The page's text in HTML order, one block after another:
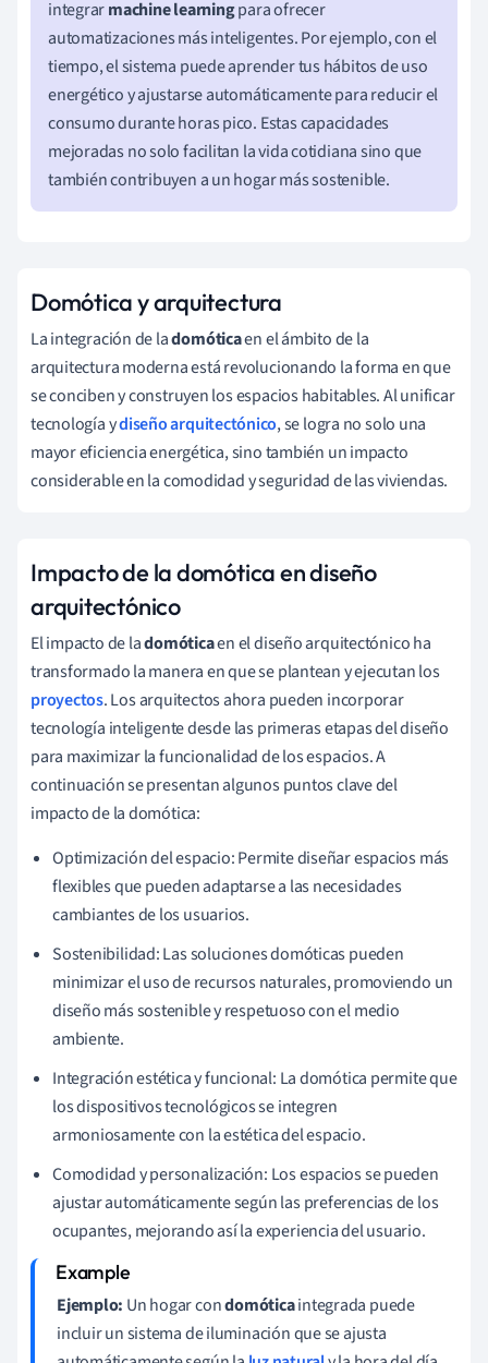
integrarmachine learningpara ofrecer
automatizaciones más inteligentes. Por ejemplo, con el
tiempo, el sistema puede aprender tus hábitos de uso
energético y ajustarse automáticamente para reducir el
consumo durante horas pico. Estas capacidades
mejoradas no solo facilitan la vida cotidiana sino que
también contribuyen a un hogar más sostenible.
Domótica y arquitectura
La integración de ladomóticaen el ámbito de la
arquitectura moderna está revolucionando la forma en que
se conciben y construyen los espacios habitables. Al unificar
tecnología ydiseño arquitectónico, se logra no solo una
mayor eficiencia energética, sino también un impacto
considerable en la comodidad y seguridad de las viviendas.
Impacto de la domótica en diseño
arquitectónico
El impacto de ladomóticaen el diseño arquitectónico ha
transformado la manera en que se plantean y ejecutan los
proyectos. Los arquitectos ahora pueden incorporar
tecnología inteligente desde las primeras etapas del diseño
para maximizar la funcionalidad de los espacios. A
continuación se presentan algunos puntos clave del
impacto de la domótica:
Optimización del espacio: Permite diseñar espacios más
flexibles que pueden adaptarse a las necesidades
cambiantes de los usuarios.
Sostenibilidad: Las soluciones domóticas pueden
minimizar el uso de recursos naturales, promoviendo un
diseño más sostenible y respetuoso con el medio
ambiente.
Integración estética y funcional: La domótica permite que
los dispositivos tecnológicos se integren
armoniosamente con la estética del espacio.
Comodidad y personalización: Los espacios se pueden
ajustar automáticamente según las preferencias de los
ocupantes, mejorando así la experiencia del usuario.
Ejemplo: Un hogar condomóticaintegrada puede
incluir un sistema de iluminación que se ajusta